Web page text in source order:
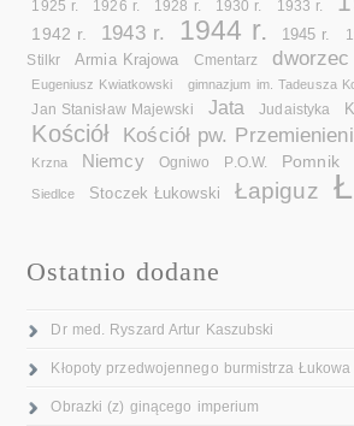
1925 r. 1926 r. 1928 r. 1930 r. 1933 r.
1942 r. 1943 r. 1944 r. 1945 r.
Stilkr
Armia Krajowa Cmentarz
Eugeniusz Kwiatkowski gimnazjum im. Tadeusza
Jan Stanisław Majewski Jata Judaistyka
Kościół Kościół pw.
Krzna Niemcy Ogniwo P.O.W. Pomnik
Siedlce Stoczek Łukowski Łapiguz
Ostatnio dodane
Dr med. Ryszard Artur Kaszubski
Kłopoty przedwojennego burmistrza Łukowa
Obrazki (z) ginącego imperium